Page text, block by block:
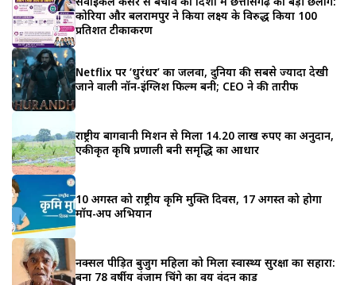
कोरिया और बलरामपुर ने किया लक्ष्य के विरुद्ध किया 100
प्रतिशत टीकाकरण
Netflix पर ‘धुरंधर’ का जलवा, दुनिया की सबसे ज्यादा देखी
जाने वाली नॉन-इंग्लिश फिल्म बनी; CEO ने की तारीफ
राष्ट्रीय बागवानी मिशन से मिला 14.20 लाख रुपए का अनुदान,
एकीकृत कृषि प्रणाली बनी समृद्धि का आधार
10 अगस्त को राष्ट्रीय कृमि मुक्ति दिवस, 17 अगस्त को होगा
मॉप-अप अभियान
नक्सल पीड़ित बुजुर्ग महिला को मिला स्वास्थ्य सुरक्षा का सहारा:
बना 78 वर्षीय वंजाम चिंगे का वय वंदन कार्ड